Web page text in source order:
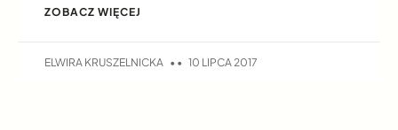
ZOBACZ WIĘCEJ
ELWIRA KRUSZELNICKA 10 LIPCA 2017